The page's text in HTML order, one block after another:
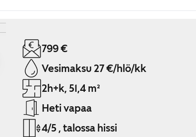
799 €
Vesimaksu 27 €/hlö/kk
2h+k, 51,4 m²
Heti vapaa
4/5 , talossa hissi